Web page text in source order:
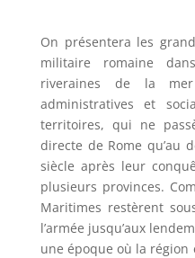
On présentera les
militaire romaine
riveraines de la
administratives et
territoires, qui ne
directe de Rome qu’au
siècle après leur
plusieurs provinces.
Maritimes restèrent
l’armée jusqu’aux
une époque où la